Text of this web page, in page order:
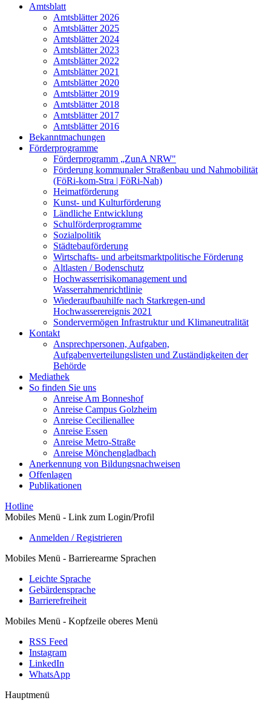
Amtsblatt
Amtsblätter 2026
Amtsblätter 2025
Amtsblätter 2024
Amtsblätter 2023
Amtsblätter 2022
Amtsblätter 2021
Amtsblätter 2020
Amtsblätter 2019
Amtsblätter 2018
Amtsblätter 2017
Amtsblätter 2016
Bekanntmachungen
Förderprogramme
Förderprogramm „ZunA NRW"
Förderung kommunaler Straßenbau und Nahmobilität
(FöRi-kom-Stra | FöRi-Nah)
Heimatförderung
Kunst- und Kulturförderung
Ländliche Entwicklung
Schulförderprogramme
Sozialpolitik
Städtebauförderung
Wirtschafts- und arbeitsmarktpolitische Förderung
Altlasten / Bodenschutz
Hochwasserrisikomanagement und
Wasserrahmenrichtlinie
Wiederaufbauhilfe nach Starkregen-und
Hochwasserereignis 2021
Sondervermögen Infrastruktur und Klimaneutralität
Kontakt
Ansprechpersonen, Aufgaben,
Aufgabenverteilungslisten und Zuständigkeiten der
Behörde
Mediathek
So finden Sie uns
Anreise Am Bonneshof
Anreise Campus Golzheim
Anreise Cecilienallee
Anreise Essen
Anreise Metro-Straße
Anreise Mönchengladbach
Anerkennung von Bildungsnachweisen
Offenlagen
Publikationen
Hotline
Mobiles Menü - Link zum Login/Profil
Anmelden / Registrieren
Mobiles Menü - Barrierearme Sprachen
Leichte Sprache
Gebärdensprache
Barrierefreiheit
Mobiles Menü - Kopfzeile oberes Menü
RSS Feed
Instagram
LinkedIn
WhatsApp
Hauptmenü